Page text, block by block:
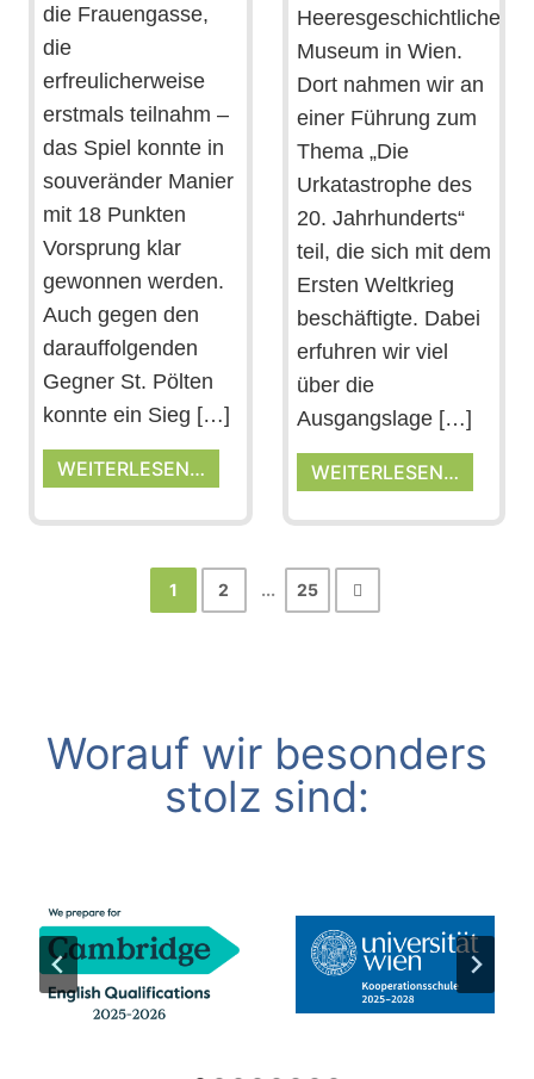
die Frauengasse,
die
erfreulicherweise
erstmals teilnahm –
das Spiel konnte in
souveränder Manier
mit 18 Punkten
Vorsprung klar
gewonnen werden.
Auch gegen den
darauffolgenden
Gegner St. Pölten
konnte ein Sieg […]
WEITERLESEN…
Heeresgeschichtliche
Museum in Wien.
Dort nahmen wir an
einer Führung zum
Thema „Die
Urkatastrophe des
20. Jahrhunderts“
teil, die sich mit dem
Ersten Weltkrieg
beschäftigte. Dabei
erfuhren wir viel
über die
Ausgangslage […]
WEITERLESEN…
1 2 ... 25
Worauf wir besonders
stolz sind: